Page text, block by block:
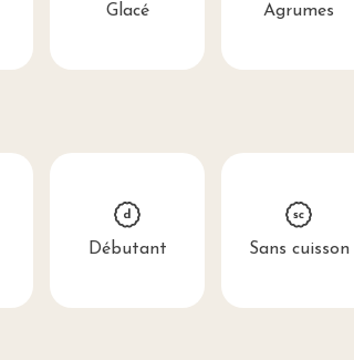
Glacé Agrumes
Débutant Sans cuisson